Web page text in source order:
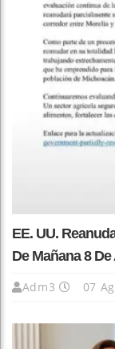
EE. UU.
De Mañana 8
Adm3 07